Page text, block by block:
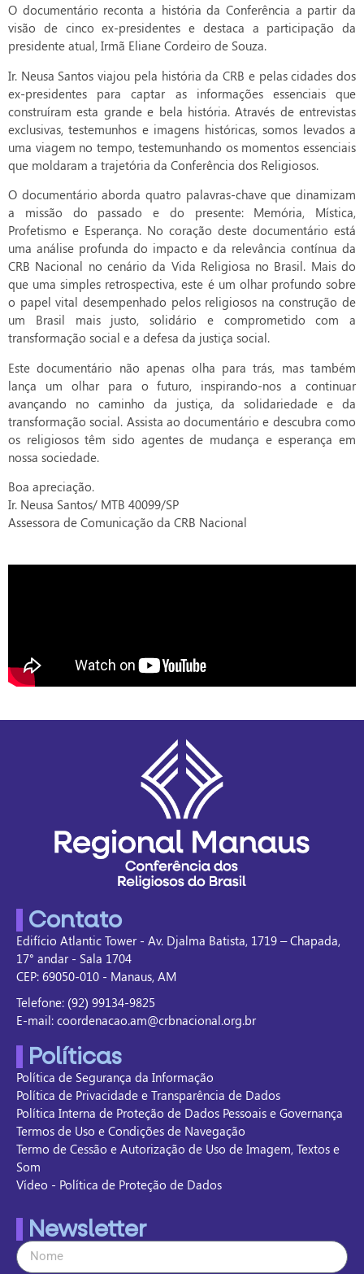
O documentário reconta a história da Conferência a partir da
visão de cinco ex-presidentes e destaca a participação da
presidente atual, Irmã Eliane Cordeiro de Souza.
Ir. Neusa Santos viajou pela história da CRB e pelas cidades dos
ex-presidentes para captar as informações essenciais que
construíram esta grande e bela história. Através de entrevistas
exclusivas, testemunhos e imagens históricas, somos levados a
uma viagem no tempo, testemunhando os momentos essenciais
que moldaram a trajetória da Conferência dos Religiosos.
O documentário aborda quatro palavras-chave que dinamizam
a missão do passado e do presente: Memória, Mística,
Profetismo e Esperança. No coração deste documentário está
uma análise profunda do impacto e da relevância contínua da
CRB Nacional no cenário da Vida Religiosa no Brasil. Mais do
que uma simples retrospectiva, este é um olhar profundo sobre
o papel vital desempenhado pelos religiosos na construção de
um Brasil mais justo, solidário e comprometido com a
transformação social e a defesa da justiça social.
Este documentário não apenas olha para trás, mas também
lança um olhar para o futuro, inspirando-nos a continuar
avançando no caminho da justiça, da solidariedade e da
transformação social. Assista ao documentário e descubra como
os religiosos têm sido agentes de mudança e esperança em
nossa sociedade.
Boa apreciação.
Ir. Neusa Santos/ MTB 40099/SP
Assessora de Comunicação da CRB Nacional
Contato
Edifício Atlantic Tower - Av. Djalma Batista, 1719 – Chapada,
17° andar - Sala 1704
CEP: 69050-010 - Manaus, AM
Telefone: (92) 99134-9825
E-mail: coordenacao.am@crbnacional.org.br
Políticas
Política de Segurança da Informação
Política de Privacidade e Transparência de Dados
Política Interna de Proteção de Dados Pessoais e Governança
Termos de Uso e Condições de Navegação
Termo de Cessão e Autorização de Uso de Imagem, Textos e
Som
Vídeo - Política de Proteção de Dados
Newsletter